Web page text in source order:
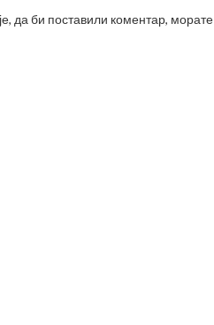
да би поставили коментар, морате